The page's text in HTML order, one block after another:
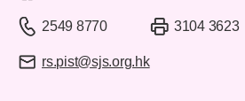
2549 8770 3104 3623
rs.pist@sjs.org.hk